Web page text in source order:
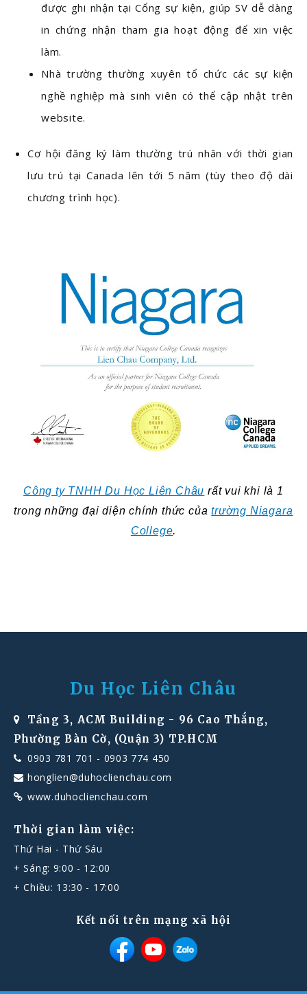
được ghi nhận tại Cổng sự kiện, giúp SV dễ dàng
in chứng nhận tham gia hoạt động để xin việc
làm.
Nhà trường thường xuyên tổ chức các sự kiện
nghề nghiệp mà sinh viên có thể cập nhật trên
website.
Cơ hội đăng ký làm thường trú nhân với thời gian
lưu trú tại Canada lên tới 5 năm (tùy theo độ dài
chương trình học).
Công ty TNHH Du Học Liên Châu rất vui khi là 1
trong những đại diện chính thức củatrường Niagara
College.
Du Học Liên Châu
Tầng 3, ACM Building - 96 Cao Thắng,
Phường Bàn Cờ, (Quận 3) TP.HCM
0903 781 701 - 0903 774 450
honglien@duhoclienchau.com
www.duhoclienchau.com
Thời gian làm việc:
Thứ Hai - Thứ Sáu
+ Sáng: 9:00 - 12:00
+ Chiều: 13:30 - 17:00
Kết nối trên mạng xã hội